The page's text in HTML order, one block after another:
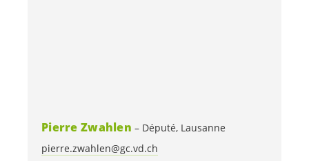
Pierre Zwahlen
Député, Lausanne
pierre.zwahlen@gc.vd.ch